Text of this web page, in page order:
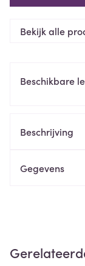
Bekijk alle
Beschikbare
Beschrijving
Gegevens